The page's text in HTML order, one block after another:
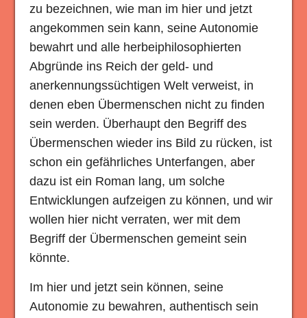
zu bezeichnen, wie man im hier und jetzt
angekommen sein kann, seine Autonomie
bewahrt und alle herbeiphilosophierten
Abgründe ins Reich der geld- und
anerkennungssüchtigen Welt verweist, in
denen eben Übermenschen nicht zu finden
sein werden. Überhaupt den Begriff des
Übermenschen wieder ins Bild zu rücken, ist
schon ein gefährliches Unterfangen, aber
dazu ist ein Roman lang, um solche
Entwicklungen aufzeigen zu können, und wir
wollen hier nicht verraten, wer mit dem
Begriff der Übermenschen gemeint sein
könnte.
Im hier und jetzt sein können, seine
Autonomie zu bewahren, authentisch sein